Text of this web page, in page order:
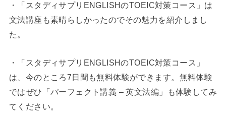
・「スタディサプリENGLISHのTOEIC対策コース」は
文法講座も素晴らしかったのでその魅力を紹介しまし
た。
・「スタディサプリENGLISHのTOEIC対策コース」
は、今のところ7日間も無料体験ができます。無料体験
ではぜひ「パーフェクト講義 – 英文法編」も体験してみ
てください。